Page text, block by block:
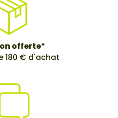
offerte*
180 € d'achat